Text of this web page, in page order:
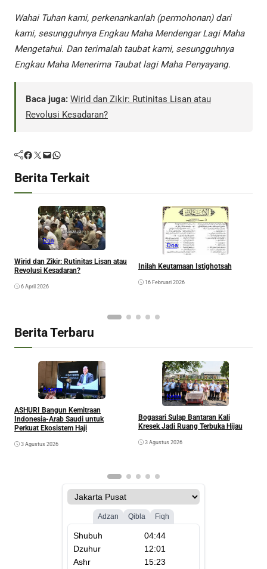
Wahai Tuhan kami, perkenankanlah (permohonan) dari
kami, sesungguhnya Engkau Maha Mendengar Lagi Maha
Mengetahui. Dan terimalah taubat kami, sesungguhnya
Engkau Maha Menerima Taubat lagi Maha Penyayang.
Baca juga: Wirid dan Zikir: Rutinitas Lisan atau
Revolusi Kesadaran?
Facebook Twitter Mail WhatsApp
Berita Terkait
Doa
Wirid dan Zikir: Rutinitas Lisan atau
Revolusi Kesadaran?
6 April 2026
Doa
Inilah Keutamaan Istighotsah
16 Februari 2026
Berita Terbaru
Agama
ASHURI Bangun Kemitraan
Indonesia-Arab Saudi untuk
Perkuat Ekosistem Haji
3 Agustus 2026
Kesra
Bogasari Sulap Bantaran Kali
Kresek Jadi Ruang Terbuka Hijau
3 Agustus 2026